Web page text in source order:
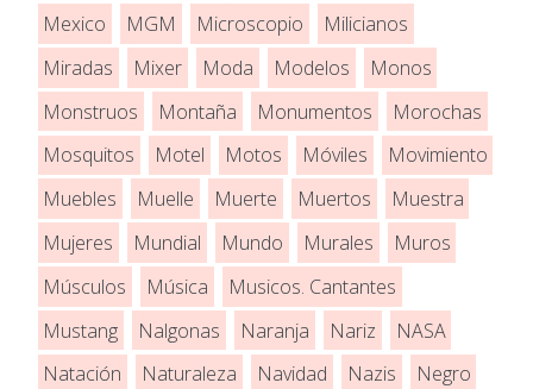
Mexico
MGM Microscopio
Milicianos
Miradas
Mixer Moda Modelos
Monos
Monstruos
Montaña Monumentos
Morochas
Mosquitos
Motel Motos Móviles
Movimiento
Muebles
Muelle Muerte Muertos
Muestra
Mujeres
Mundial Mundo Murales
Muros
Músculos
Música
Musicos. Cantantes
Mustang
Nalgonas Naranja Nariz
NASA
Natación
Naturaleza Navidad Nazis
Negro